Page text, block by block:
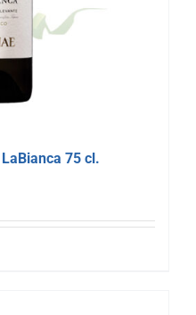
LaBianca 75 cl.